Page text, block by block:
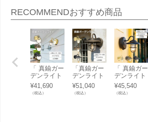
RECOMMENDおすすめ商品
「 真鍮ガー
デンライト
BR1784 LE
D 泡入りク
リアガラス
¥41,690
（税込）
「真鍮ガー
デンライト
LED電球 B
R5060 CL L
E SL クリ
¥51,040
（税込）
「 真鍮ガー
デンライト
BR1760 LE
D クリアガ
ラス 人感セ
¥45,540
（税込）